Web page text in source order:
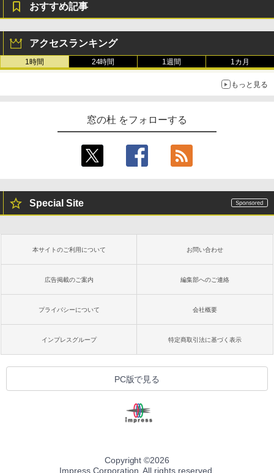
おすすめ記事
アクセスランキング
1時間 24時間 1週間 1カ月
もっと見る
窓の杜 をフォローする
Special Site
本サイトのご利用について お問い合わせ
広告掲載のご案内 編集部へのご連絡
プライバシーについて 会社概要
インプレスグループ 特定商取引法に基づく表示
PC版で見る
Copyright ©2026
Impress Corporation. All rights reserved.